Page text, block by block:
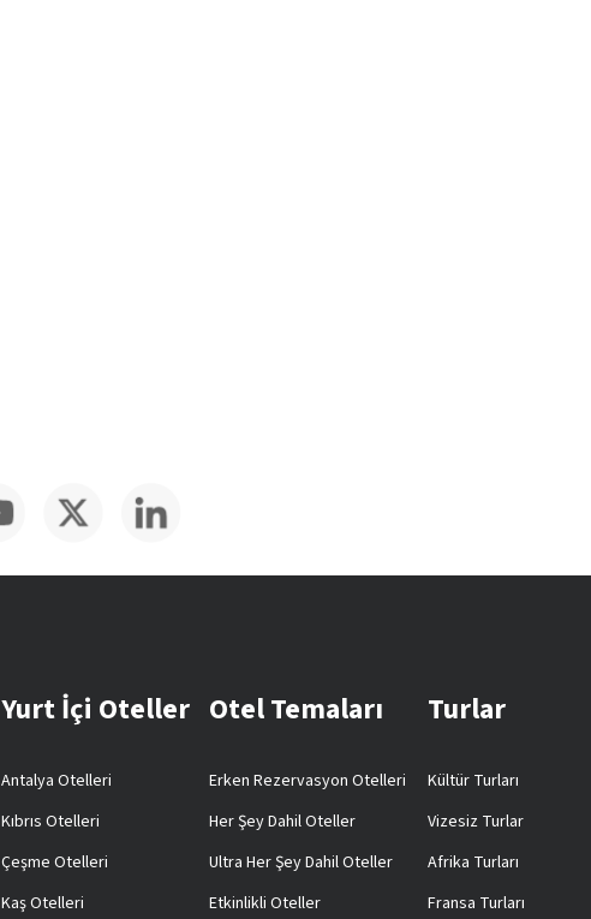
Yurt İçi Oteller
Antalya Otelleri
Kıbrıs Otelleri
Çeşme Otelleri
Kaş Otelleri
Otel Temaları
Erken Rezervasyon Otelleri
Her Şey Dahil Oteller
Ultra Her Şey Dahil Oteller
Etkinlikli Oteller
Turlar
Kültür Turları
Vizesiz Turlar
Afrika Turları
Fransa Turları